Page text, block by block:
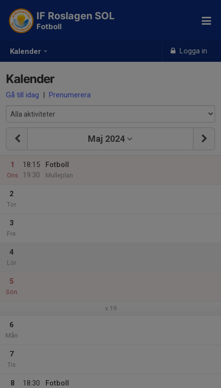
Kalender Logga in
IF Roslagen SOL
Fotboll
Kalender
Gå till idag | Prenumerera
Maj 2024
1
Ons
18:15
19:30
Fotboll
Mulleplan
2
Tor
3
Fre
4
Lör
5
Sön
v.19
6
Mån
7
Tis
8
18:30
Fotboll